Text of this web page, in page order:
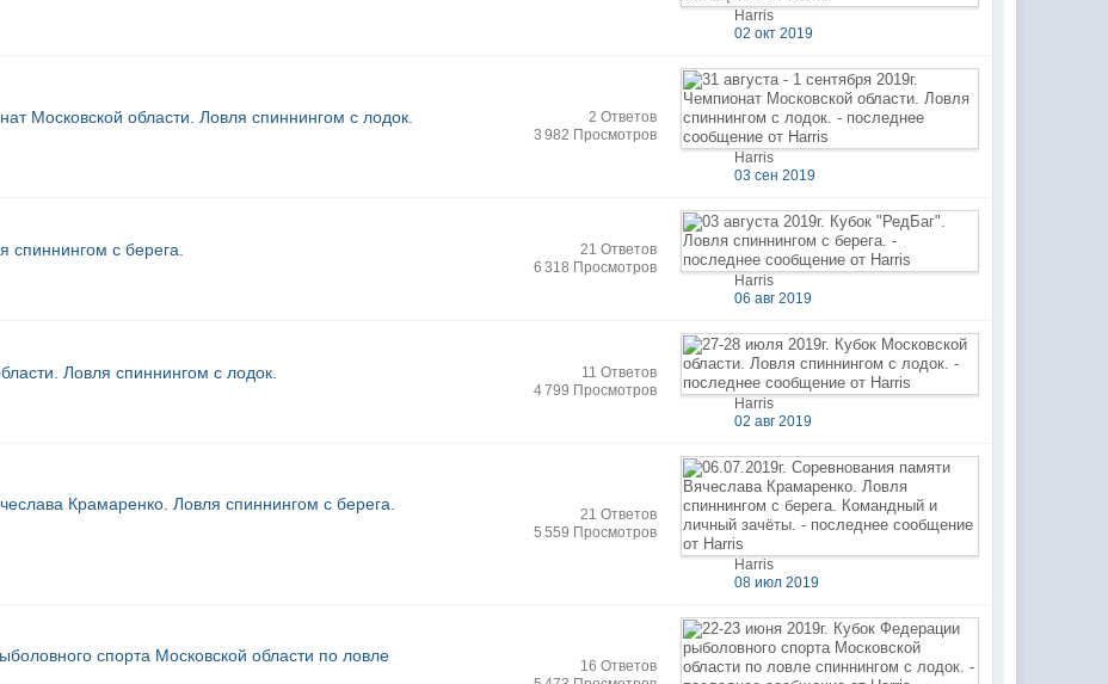
Harris
02 окт 2019
Московской области. Ловля спиннингом с лодок.
2 Ответов
3 982 Просмотров
Harris
03 сен 2019
спиннингом с берега.
21 Ответов
6 318 Просмотров
Harris
06 авг 2019
Ловля спиннингом с лодок.
11 Ответов
4 799 Просмотров
Harris
02 авг 2019
Крамаренко. Ловля спиннингом с берега.
21 Ответов
5 559 Просмотров
Harris
08 июл 2019
спорта Московской области по ловле
16 Ответов